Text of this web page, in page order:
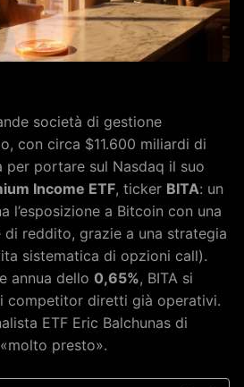
società di gestione
con circa $11.600 miliardi di
per portare sul Nasdaq il suo
Income ETF, ticker BITA: un
l’esposizione a Bitcoin con una
di reddito, grazie a una strategia
sistematica di opzioni call).
annua dello 0,65%, BITA si
competitor diretti già operativi.
ETF Eric Balchunas di
presto».